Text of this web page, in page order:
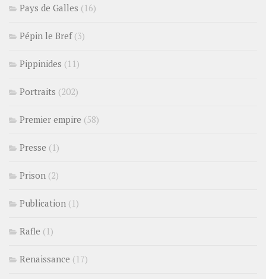
Pays de Galles (16)
Pépin le Bref(3)
Pippinides (11)
Portraits (202)
Premier empire (58)
Presse (1)
Prison (2)
Publication (1)
Rafle (1)
Renaissance (17)